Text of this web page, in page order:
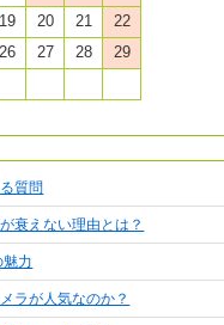
19 20 21
22
26 27 28
29
質問
衰えない理由とは？
力
ラが人気なのか？